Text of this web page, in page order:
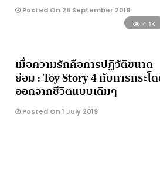
Posted On 26 September 2019
4.1K
เมื่อความรักคือการปฏิวัติขนาด
ย่อม : Toy Story 4 กับการกระโ
ออกจากชีวิตแบบเดิมๆ
Posted On 1 July 2019